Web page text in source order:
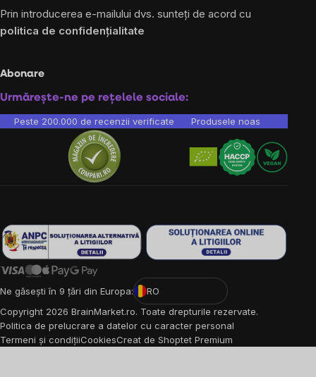
Prin introducerea e-mailului dvs. sunteți de acord cu
politica de confidențialitate
Abonare
Urmărește-ne pe rețelele sociale:
Peste 200.000 de recenzii verificate Produsele noastre sunt
Ne găsești în 9 țări din Europa:
RO
Copyright 2026 BrainMarket.ro. Toate drepturile rezervate.
Politica de prelucrare a datelor cu caracter personal
Termeni și condițiiCookiesCreat de Shoptet Premium